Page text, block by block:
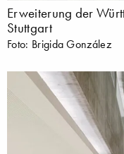
Erweiterung der
Stuttgart
Foto: Brigida González